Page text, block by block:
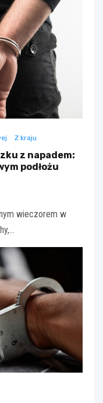
Z kraju
z napadem:
podłożu
wieczorem w